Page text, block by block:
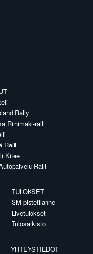
Rally
Riihimäki-ralli
Ralli
Kitee
Ralli
TULOKSET
SM-pistetilanne
Livetulokset
Tulosarkisto
YHTEYSTIEDOT